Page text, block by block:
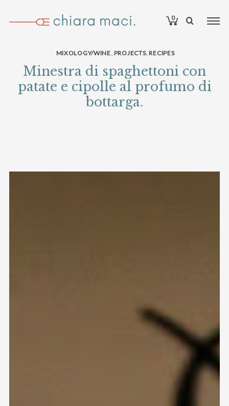
0
MIXOLOGY/WINE, PROJECTS,RECIPES
Minestra di spaghettoni con
patate e cipolle al profumo di
bottarga.